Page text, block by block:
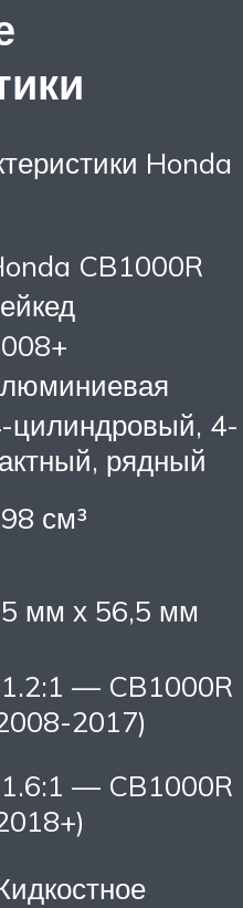
Honda
CB1000R
цилиндровый, 4-
рядный
см³
мм х 56,5 мм
— CB1000R
2017)
— CB1000R